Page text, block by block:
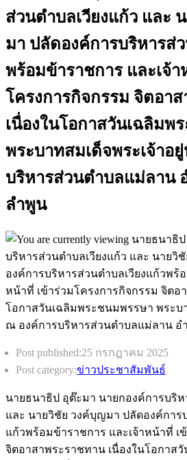
ส่วนตำบลเวียงแก้ว และ
มา ปลัดองค์การบริหารส่
พร้อมข้าราชการ และเจ้า
โครงการกิจกรรม จิตอา
เนื่องในโอกาสวันเฉลิมพ
พระบาทสมเด็จพระเจ้าอ
บริหารส่วนตำบลแม่ลาน
ลำพูน
Post published:25 กรกฎาคม 2025
Post category:ข่าวประชาสัมพันธ์
นายธนาธิป อุต๊ะมา นายกองค์การบริห
และ นายวิชัย วงค์บุญมา ปลัดองค์การ
แก้วพร้อมข้าราชการ และเจ้าหน้าที่ เ
จิตอาสาพระราชทาน เนื่องในโอกาส